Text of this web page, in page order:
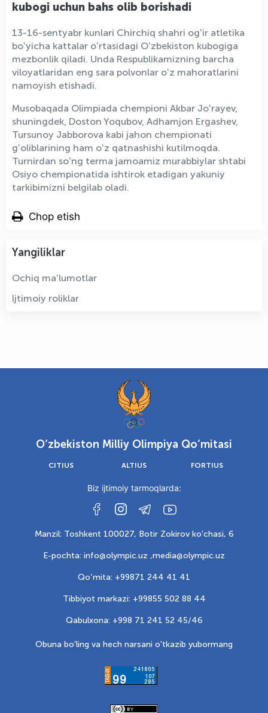
kubogi uchun bahs olib borishadi
13-16-sentyabr kunlari Chirchiq shahri ogʻir atletika
boʻyicha kattalar oʻrtasidagi Oʻzbekiston kubogiga
mezbonlik qiladi. Unda Respublikamizning barcha
viloyatlaridan eng sara polvonlar oʻz mahoratlarini
namoyish etishadi.
Musobaqada Olimpiada chempioni Akbar Joʻrayev,
shuningdek, Doston Yoqubov, Adhamjon Ergashev,
Tursunoy Jabborova kabi jahon chempionati
gʻoliblarining ham oʻz qatnashishi kutilmoqda.
Turnirdan soʻng terma jamoamiz murabbiylar shtabi
Osiyo chempionatida ishtirok etadigan yakuniy
tarkibimizni belgilab oladi.
Chop etish
Yangiliklar
Ochiq ma'lumotlar
Ijtimoiy roliklar
O‘zbekiston Milliy Olimpiya Qo‘mitasi
CITIUS ALTIUS FORTIUS
Biz ijtimoiy tarmoqlarda:
Manzil: Toshkent 100027, Botir Zokirov ko'chasi, 6
E-pochta: info@olympic.uz ,media@olympic.uz
Qo‘mita: +99871 244 41 41
Tibbiyot markazi: +99855 502 88 44
Qabulxona: +998 71 241 52 45/46
Obuna bo'ling va hech narsani o'tkazib yubormang